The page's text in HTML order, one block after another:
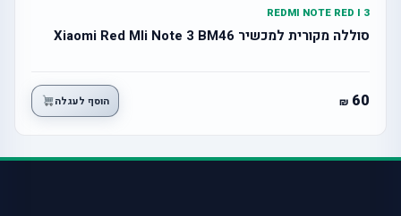
REDMI NOTE RED I 3
סוללה מקורית למכשיר Xiaomi Red MIi Note 3 BM46
60 הוסף לעגלה